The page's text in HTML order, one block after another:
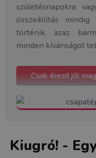
születésnapokra
összeállítás mindig
történik, azaz
minden kívánságot
Csak érezd jól
Kiugró! -